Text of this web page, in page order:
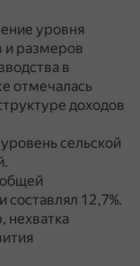
уровня
и размеров
в
отмечалась
доходов
сельской
12,7%.
нехватка